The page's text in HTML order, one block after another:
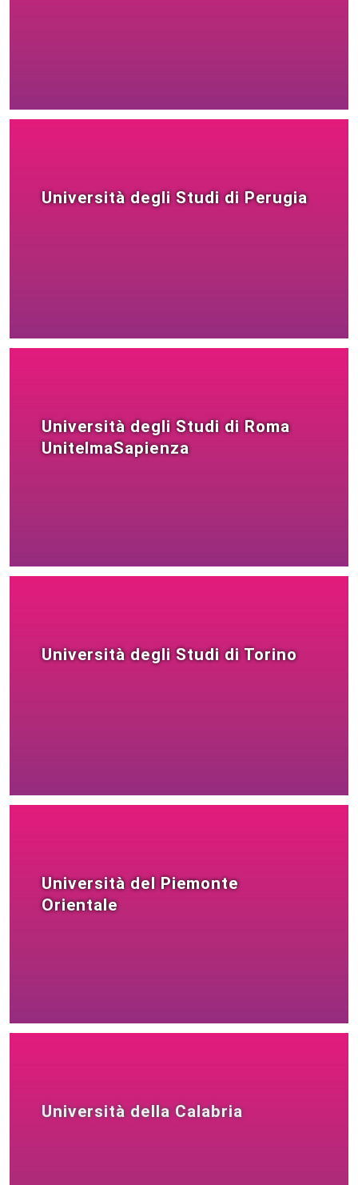
Università degli Studi di Perugia
Università degli Studi di Roma
UnitelmaSapienza
Università degli Studi di Torino
Università del Piemonte
Orientale
Università della Calabria